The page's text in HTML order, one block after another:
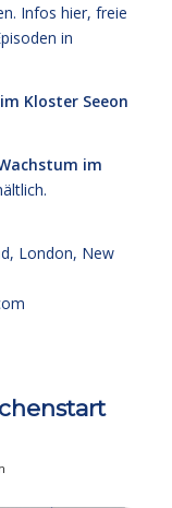
Infos hier, freie
in
Kloster Seeon
im
London, New